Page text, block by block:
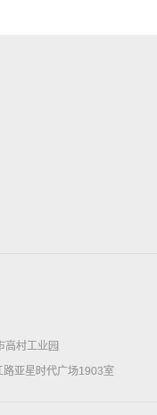
高村工业园
亚星时代广场1903室